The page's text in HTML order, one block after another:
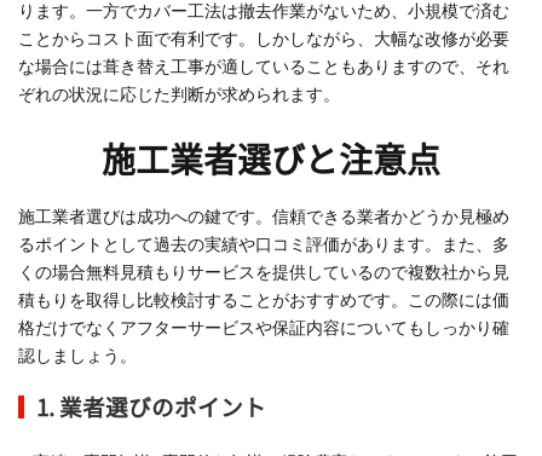
ります。一方でカバー工法は撤去作業がないため、小規模で済む
ことからコスト面で有利です。しかしながら、大幅な改修が必要
な場合には葺き替え工事が適していることもありますので、それ
ぞれの状況に応じた判断が求められます。
施工業者選びと注意点
施工業者選びは成功への鍵です。信頼できる業者かどうか見極め
るポイントとして過去の実績や口コミ評価があります。また、多
くの場合無料見積もりサービスを提供しているので複数社から見
積もりを取得し比較検討することがおすすめです。この際には価
格だけでなくアフターサービスや保証内容についてもしっかり確
認しましょう。
1. 業者選びのポイント